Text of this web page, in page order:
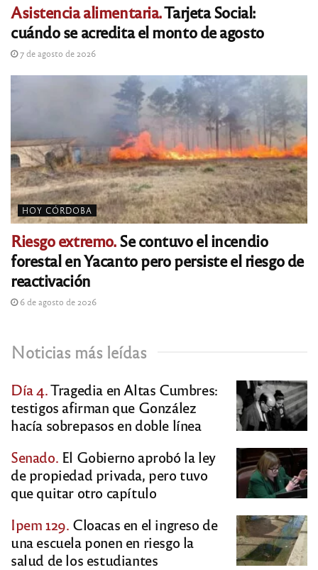
Asistencia alimentaria.Tarjeta Social:
cuándo se acredita el monto de agosto
7 de agosto de 2026
HOY CÓRDOBA
Riesgo extremo.Se contuvo el incendio
forestal en Yacanto pero persiste el riesgo de
reactivación
6 de agosto de 2026
Noticias más leídas
Día 4.Tragedia en Altas Cumbres:
testigos afirman que González
hacía sobrepasos en doble línea
Senado. El Gobierno aprobó la ley
de propiedad privada, pero tuvo
que quitar otro capítulo
Ipem 129. Cloacas en el ingreso de
una escuela ponen en riesgo la
salud de los estudiantes